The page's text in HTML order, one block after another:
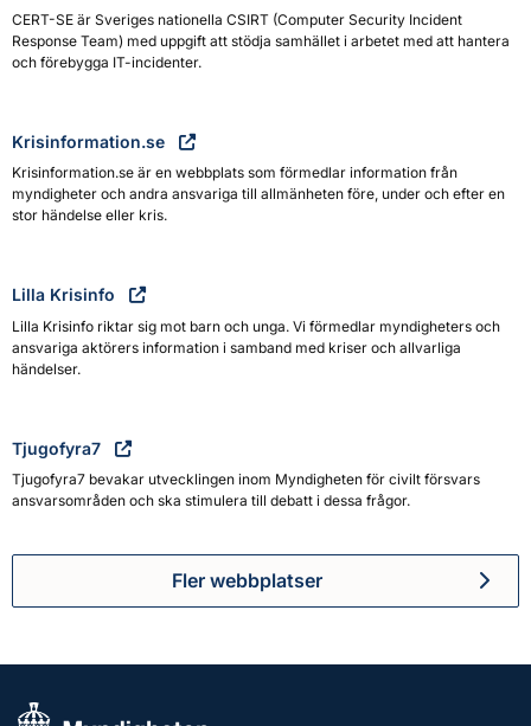
CERT-SE är Sveriges nationella CSIRT (Computer Security Incident
Response Team) med uppgift att stödja samhället i arbetet med att hantera
och förebygga IT-incidenter.
Krisinformation.se
Krisinformation.se är en webbplats som förmedlar information från
myndigheter och andra ansvariga till allmänheten före, under och efter en
stor händelse eller kris.
Lilla Krisinfo
Lilla Krisinfo riktar sig mot barn och unga. Vi förmedlar myndigheters och
ansvariga aktörers information i samband med kriser och allvarliga
händelser.
Tjugofyra7
Tjugofyra7 bevakar utvecklingen inom Myndigheten för civilt försvars
ansvarsområden och ska stimulera till debatt i dessa frågor.
Fler webbplatser